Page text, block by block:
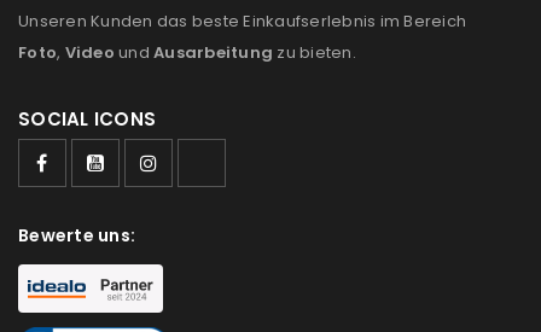
Unseren Kunden das beste Einkaufserlebnis im Bereich
Foto, Video und Ausarbeitung zu bieten.
SOCIAL ICONS
Bewerte uns: